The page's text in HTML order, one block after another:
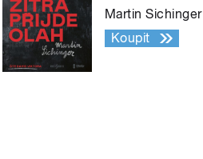
Martin Sichinger
Koupit